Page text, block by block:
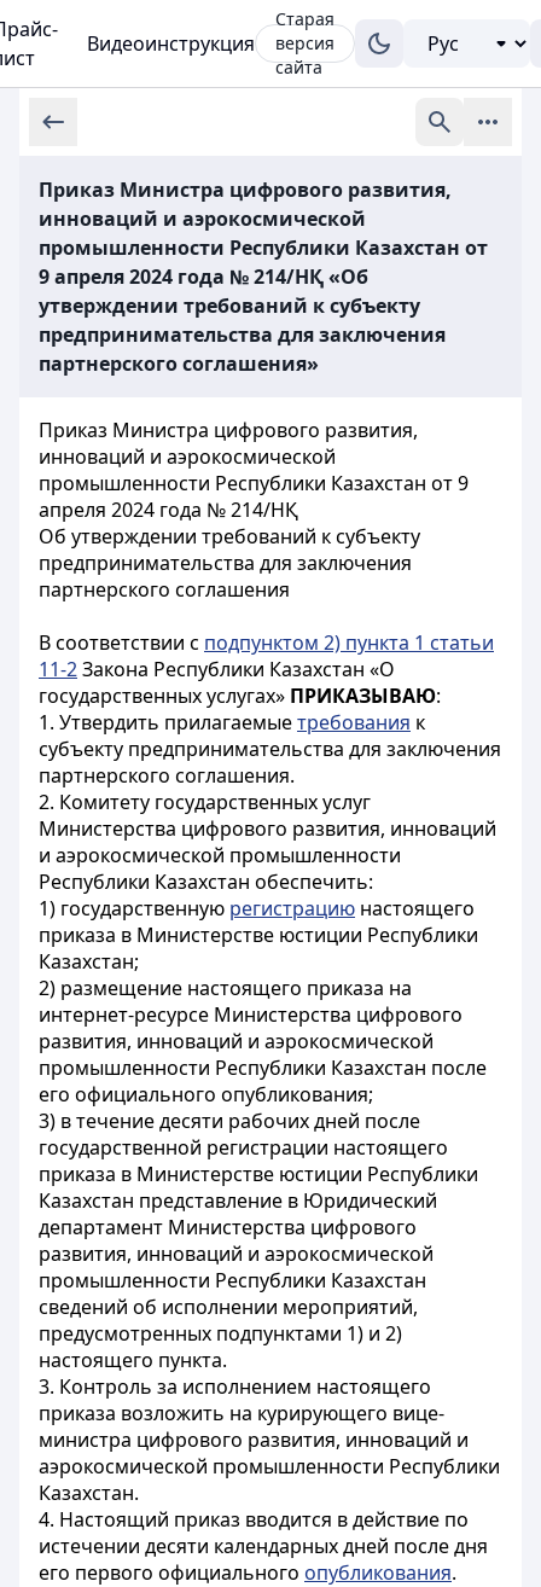
Видеоинструкция
Старая
версия
сайта
Приказ Министра цифрового развития,
инноваций и аэрокосмической
промышленности Республики Казахстан от
9 апреля 2024 года № 214/НҚ «Об
утверждении требований к субъекту
предпринимательства для заключения
партнерского соглашения»
Приказ Министра цифрового развития,
инноваций и аэрокосмической
промышленности Республики Казахстан от 9
апреля 2024 года № 214/НҚ
Об утверждении требований к субъекту
предпринимательства для заключения
партнерского соглашения
В соответствии с подпунктом 2) пункта 1 статьи
11-2Закона Республики Казахстан «О
государственных услугах» ПРИКАЗЫВАЮ:
1. Утвердить прилагаемыетребования к
субъекту предпринимательства для заключения
партнерского соглашения.
2. Комитету государственных услуг
Министерства цифрового развития, инноваций
и аэрокосмической промышленности
Республики Казахстан обеспечить:
1) государственную регистрацию настоящего
приказа в Министерстве юстиции Республики
Казахстан;
2) размещение настоящего приказа на
интернет-ресурсе Министерства цифрового
развития, инноваций и аэрокосмической
промышленности Республики Казахстан после
его официального опубликования;
3) в течение десяти рабочих дней после
государственной регистрации настоящего
приказа в Министерстве юстиции Республики
Казахстан представление в Юридический
департамент Министерства цифрового
развития, инноваций и аэрокосмической
промышленности Республики Казахстан
сведений об исполнении мероприятий,
предусмотренных подпунктами 1) и 2)
настоящего пункта.
3. Контроль за исполнением настоящего
приказа возложить на курирующего вице-
министра цифрового развития, инноваций и
аэрокосмической промышленности Республики
Казахстан.
4. Настоящий приказ вводится в действие по
истечении десяти календарных дней после дня
его первого официального опубликования.